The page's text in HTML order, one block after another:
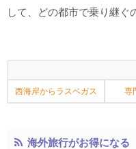
して、どの都市で乗り継ぐ
西海岸からラスベガス 専
海外旅行がお得になる